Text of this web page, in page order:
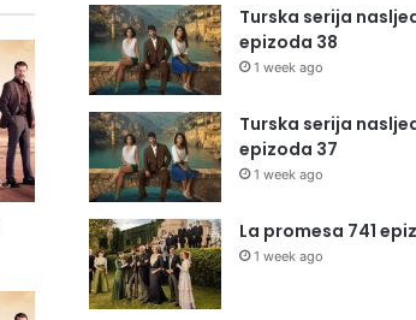
Turska serija
epizoda 38
1 week ago
Turska serija
epizoda 37
1 week ago
La promesa 741
1 week ago